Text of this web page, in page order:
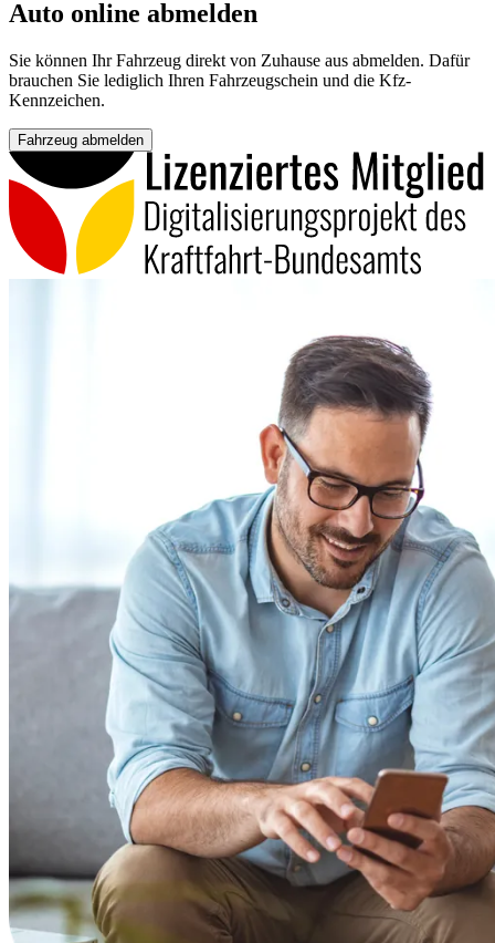
Auto online abmelden
Sie können Ihr Fahrzeug direkt von Zuhause aus abmelden. Dafür
brauchen Sie lediglich Ihren Fahrzeugschein und die Kfz-
Kennzeichen.
Fahrzeug abmelden